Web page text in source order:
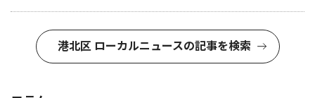
港北区 ローカルニュースの記事を検索